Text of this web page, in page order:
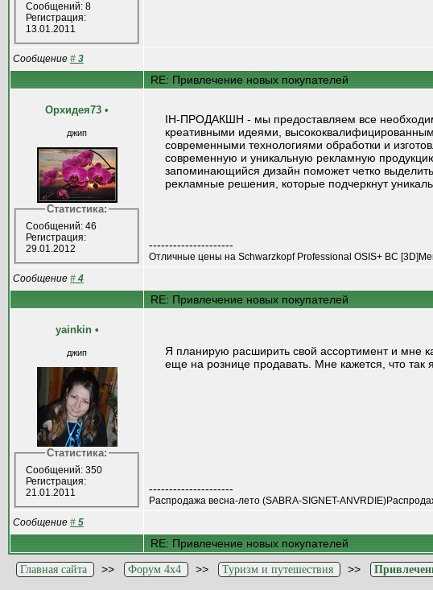
Сообщений: 8
Регистрация:
13.01.2011
Сообщение # 3
RE: Привлечение новых покупателей
Орхидея73 •
джип
Статистика:
Сообщений: 46
Регистрация:
29.01.2012
ІН-ПРОДАКШН - мы предоставляем все
креативными идеями,
современными технологиями обработки и
современную и уникальную рекламную
запоминающийся дизайн поможет четко
рекламные решения, которые подчеркнут
---------------------
Отличные цены на Schwarzkopf Professional OSIS+ BC
Сообщение # 4
RE: Привлечение новых покупателей
yainkin •
джип
Статистика:
Сообщений: 350
Регистрация:
21.01.2011
Я планирую расширить свой ассортимент и мне
еще на рознице продавать. Мне кажется, что так
---------------------
Распродажа весна-лето (SABRA-SIGNET-
Сообщение # 5
RE: Привлечение новых покупателей
Главная сайта >> Форум 4x4 >> Туризм и путешествия >>